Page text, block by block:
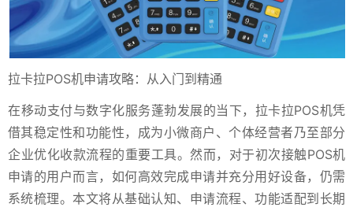
拉卡拉POS机申请攻略：从入门到精通
在移动支付与数字化服务蓬勃发展的当下，拉卡拉POS机凭
借其稳定性和功能性，成为小微商户、个体经营者乃至部分
企业优化收款流程的重要工具。然而，对于初次接触POS机
申请的用户而言，如何高效完成申请并充分用好设备，仍需
系统梳理。本文将从基础认知、申请流程、功能适配到长期